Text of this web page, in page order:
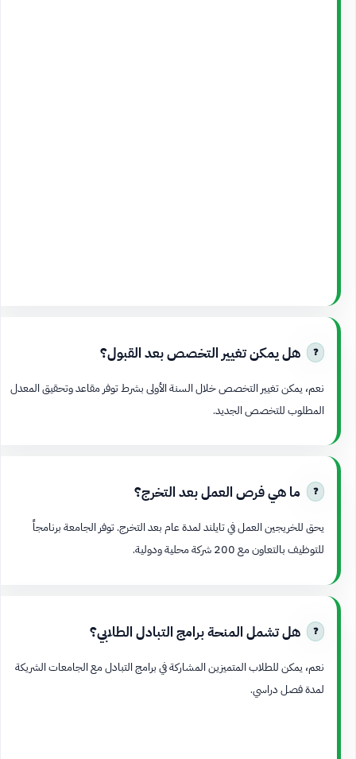
هل يمكن تغيير التخصص بعد القبول؟
نعم، يمكن تغيير التخصص خلال السنة الأولى بشرط توفر مقاعد وتحقيق المعدل
المطلوب للتخصص الجديد.
ما هي فرص العمل بعد التخرج؟
يحق للخريجين العمل في تايلند لمدة عام بعد التخرج. توفر الجامعة برنامجاً
للتوظيف بالتعاون مع 200 شركة محلية ودولية.
هل تشمل المنحة برامج التبادل الطلابي؟
نعم، يمكن للطلاب المتميزين المشاركة في برامج التبادل مع الجامعات الشريكة
لمدة فصل دراسي.